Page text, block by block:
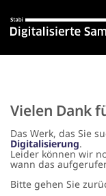
Vielen Dank
Das Werk, das Sie
Digitalisierung.
Leider können wir
wann das
Bitte gehen Sie